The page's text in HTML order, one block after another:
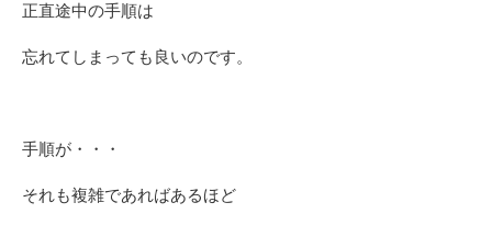
正直途中の手順は
忘れてしまっても良いのです。
手順が・・・
それも複雑であればあるほど